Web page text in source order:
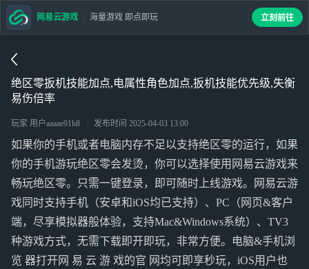
绝区零扳机技能加点,电属性角色加点,扳机技能优先级,失衡
易伤倍率
玩家 用户aaaae91h8 发布时间 2025-04-03 13:00
如果你的手机或者电脑内存不足以支持绝区零的运行，如果
你的手机游玩绝区零会发烫，你可以选择使用网易云游戏来
畅玩绝区零。只需一键登录，即可随时上线游戏。网易云游
戏同时支持手机（安卓和iOS均已支持）、PC（网页&客户
端，尽享模拟器般体验，支持Mac&Windows系统）、TV3
种游戏方式，无需下载即开即玩，非常方便。电脑&手机浏
览 器打开网 易 云 游 戏的官 网均可即享秒玩，iOS用户也
网易云游戏 海量游戏 即点即玩 立刻前往